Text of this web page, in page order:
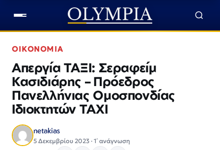
ΟΙΚΟΝΟΜΙΑ
Απεργία ΤΑΞΙ: Σεραφείμ
Κασιδιάρης – Πρόεδρος
Πανελλήνιας Ομοσπονδίας
Ιδιοκτητών ΤΑΧΙ
netakias
5 Δεκεμβρίου 2023 · 1΄ ανάγνωση